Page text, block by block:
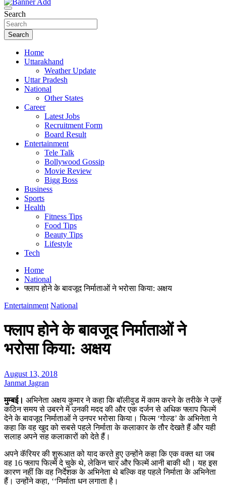
Search
Search
Home
Uttarakhand
Weather Update
Uttar Pradesh
National
Other States
Career
Latest Jobs
Recruitment Form
Board Result
Entertainment
Tele Talk
Bollywood Gossip
Movie Review
Bigg Boss
Business
Sports
Health
Fitness Tips
Food Tips
Beauty Tips
Lifestyle
Tech
Home
National
फ्लाप होने के बावजूद निर्माताओं ने भरोसा किया: अक्षय
Entertainment National
फ्लाप होने के बावजूद निर्माताओं ने
भरोसा किया: अक्षय
August 13, 2018
Janmat Jagran
मुम्बई। अभिनेता अक्षय कुमार ने कहा कि बॉलीवुड में काम करने के तरीके ने उन्हें
कठिन समय से उबरने में उनकी मदद की और एक दर्जन से अधिक फ्लाप फिल्में
देने के बावजूद निर्माताओं ने उनपर भरोसा किया। फिल्म ‘गोल्ड’ के अभिनेता ने
कहा कि वह खुद को सबसे पहले निर्माता के कलाकार के तौर देखते हैं और यही
सलाह अपने सह कलाकारों को देते हैं।
अपने कॅरियर की शुरूआत को याद करते हुए उन्होंने कहा कि एक वक्त था जब
वह 16 फ्लाप फिल्में दे चुके थे, लेकिन चार और फिल्में आनी बाकी थी। यह इस
कारण नहीं कि वह निर्देशक के अभिनेता थे बल्कि वह पहले निर्माता के अभिनेता
हैं। उन्होंने कहा, ‘‘निर्माता धन लगाता है।